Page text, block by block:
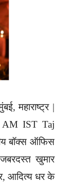
महाराष्ट्र |
AM IST Taj
बॉक्स ऑफिस
खुमार
आदित्य धर के